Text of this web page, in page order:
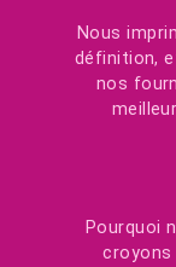
Nous
définition,
nos
Pourquoi
croyons